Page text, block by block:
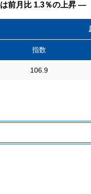
前月比 1.3％の上昇 ―
指数
106.9